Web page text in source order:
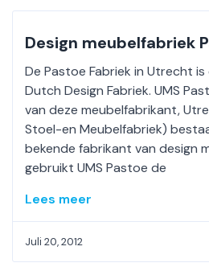
Design meubelfabriek
De Pastoe Fabriek in Utrecht
Dutch Design Fabriek. UMS
van deze meubelfabrikant,
Stoel-en Meubelfabriek)
bekende fabrikant van design
gebruikt UMS Pastoe de
Lees meer
Juli 20, 2012